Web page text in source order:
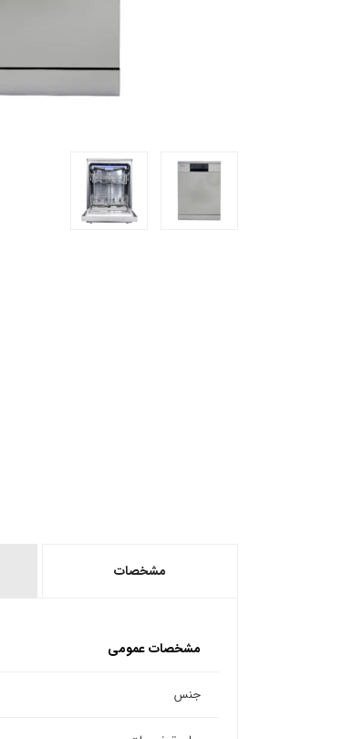
مشخصات
مشخصات عمومی
جنس